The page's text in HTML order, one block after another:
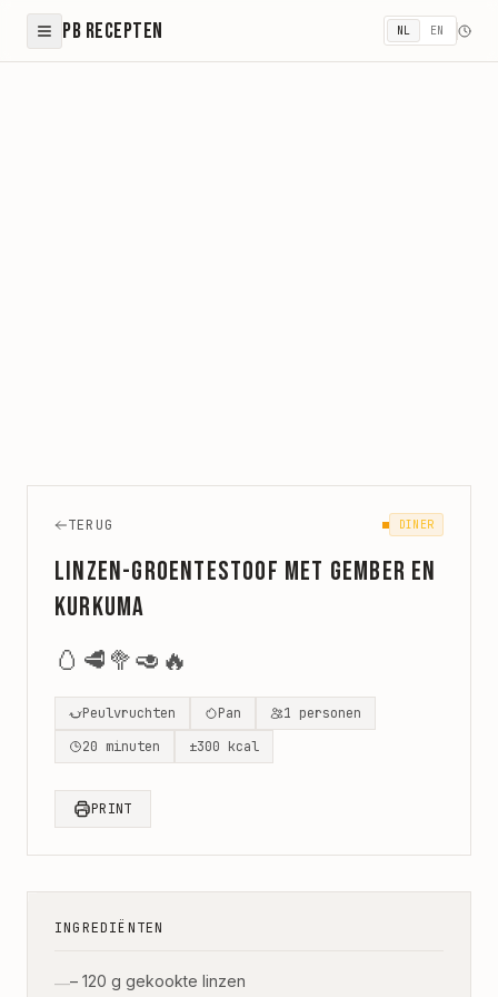
PB Recepten NL EN
TERUG DINER
Linzen-groentestoof met gember en
kurkuma
🥚 🥩 🥦🥑 🔥
Peulvruchten Pan 1 personen
20 minuten ±300 kcal
PRINT
INGREDIËNTEN
—– 120 g gekookte linzen